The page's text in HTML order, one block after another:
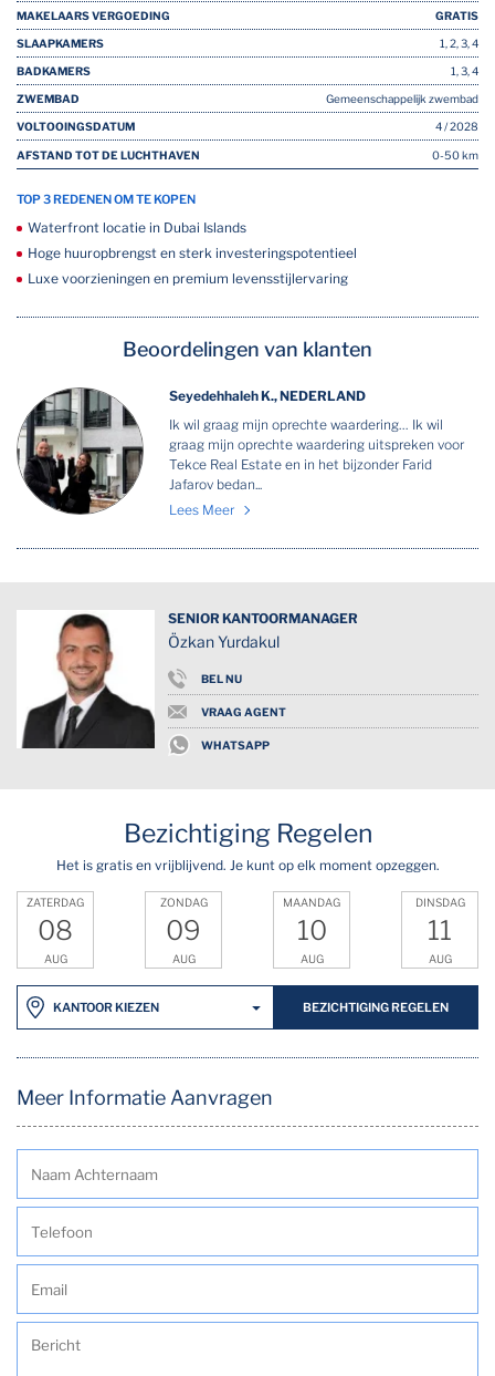
MAKELAARS VERGOEDING GRATIS
SLAAPKAMERS 1, 2, 3, 4
BADKAMERS 1, 3, 4
ZWEMBAD Gemeenschappelijk zwembad
VOLTOOINGSDATUM 4 / 2028
AFSTAND TOT DE LUCHTHAVEN 0-50 km
TOP 3 REDENEN OM TE KOPEN
Waterfront locatie in Dubai Islands
Hoge huuropbrengst en sterk investeringspotentieel
Luxe voorzieningen en premium levensstijlervaring
Beoordelingen van klanten
Seyedehhaleh K., NEDERLAND
Ik wil graag mijn oprechte waardering… Ik wil
graag mijn oprechte waardering uitspreken voor
Tekce Real Estate en in het bijzonder Farid
Jafarov bedan...
Lees Meer
SENIOR KANTOORMANAGER
Özkan Yurdakul
BEL NU
VRAAG AGENT
WHATSAPP
Bezichtiging Regelen
Het is gratis en vrijblijvend. Je kunt op elk moment opzeggen.
ZATERDAG
08
AUG
ZONDAG
09
AUG
MAANDAG
10
AUG
DINSDAG
11
AUG
KANTOOR KIEZEN BEZICHTIGING REGELEN
Meer Informatie Aanvragen